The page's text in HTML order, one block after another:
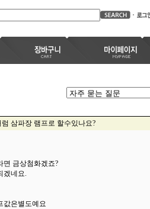
삼파장 램프로 할수있나요?
면 금상첨화겠죠?
겠네요.
값은별도예요